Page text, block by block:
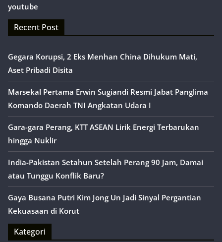
youtube
Recent Post
Gegara Korupsi, 2 Eks Menhan China Dihukum Mati,
Aset Pribadi Disita
Marsekal Pertama Erwin Sugiandi Resmi Jabat Panglima
Komando Daerah TNI Angkatan Udara I
Gara-gara Perang, KTT ASEAN Lirik Energi Terbarukan
hingga Nuklir
India-Pakistan Setahun Setelah Perang 90 Jam, Damai
atau Tunggu Konflik Baru?
Gaya Busana Putri Kim Jong Un Jadi Sinyal Pergantian
Kekuasaan di Korut
Kategori